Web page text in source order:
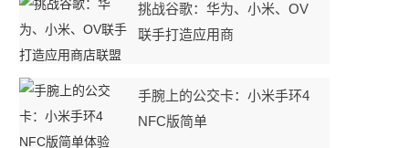
挑战谷歌：华为、小米、OV
联手打造应用商
手腕上的公交卡：小米手环4
NFC版简单